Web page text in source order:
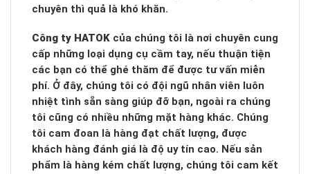
chuyên thì quả là khó khăn.
Công ty HATOK của chúng tôi là nơi chuyên cung
cấp những loại dụng cụ cầm tay, nếu thuận tiện
các bạn có thể ghé thăm để được tư vấn miễn
phí. Ở đây, chúng tôi có đội ngũ nhân viên luôn
nhiệt tình sẵn sàng giúp đỡ bạn, ngoài ra chúng
tôi cũng có nhiều những mặt hàng khác. Chúng
tôi cam đoan là hàng đạt chất lượng, được
khách hàng đánh giá là độ uy tín cao. Nếu sản
phẩm là hàng kém chất lượng, chúng tôi cam kết